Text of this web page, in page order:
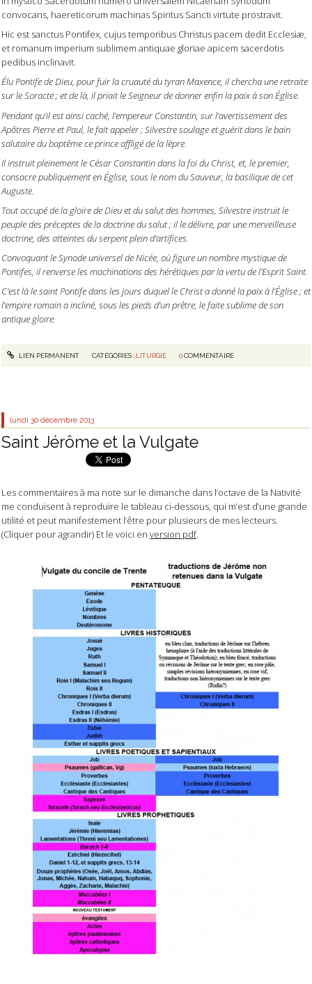
convocans, haereticorum machinas Spiritus Sancti virtute prostravit.
Hic est sanctus Pontifex, cujus temporibus Christus pacem dedit Ecclesiæ,
et romanum imperium sublimem antiquae gloriae apicem sacerdotis
pedibus inclinavit.
Élu Pontife de Dieu, pour fuir la cruauté du tyran Maxence, il chercha une retraite
sur le Soracte ; et de là, il priait le Seigneur de donner enfin la paix à son Église.
Pendant qu’il est ainsi caché, l’empereur Constantin, sur l’avertissement des
Apôtres Pierre et Paul, le fait appeler ; Silvestre soulage et guérit dans le bain
salutaire du baptême ce prince affligé de la lèpre.
Il instruit pleinement le César Constantin dans la foi du Christ, et, le premier,
consacre publiquement en Église, sous le nom du Sauveur, la basilique de cet
Auguste.
Tout occupé de la gloire de Dieu et du salut des hommes, Silvestre instruit le
peuple des préceptes de la doctrine du salut ; il le délivre, par une merveilleuse
doctrine, des atteintes du serpent plein d’artifices.
Convoquant le Synode universel de Nicée, où figure un nombre mystique de
Pontifes, il renverse les machinations des hérétiques par la vertu de l’Esprit Saint.
C’est là le saint Pontife dans les jours duquel le Christ a donné la paix à l’Église ; et
l’empire romain a incliné, sous les pieds d’un prêtre, le faite sublime de son
antique gloire.
LIEN PERMANENT CATÉGORIES : LITURGIE 0COMMENTAIRE
lundi 30 décembre 2013
Saint Jérôme et la Vulgate
Les commentaires à ma note sur le dimanche dans l’octave de la Nativité
me conduisent à reproduire le tableau ci-dessous, qui m’est d’une grande
utilité et peut manifestement l’être pour plusieurs de mes lecteurs.
(Cliquer pour agrandir) Et le voici en version pdf.